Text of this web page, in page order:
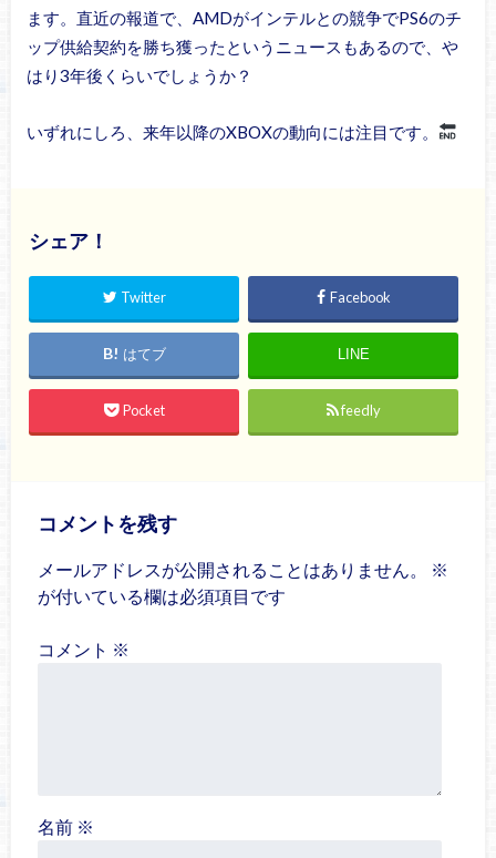
ます。直近の報道で、AMDがインテルとの競争でPS6のチ
ップ供給契約を勝ち獲ったというニュースもあるので、や
はり3年後くらいでしょうか？
いずれにしろ、来年以降のXBOXの動向には注目です。
シェア！
Twitter Facebook
はてブ LINE
Pocket feedly
コメントを残す
メールアドレスが公開されることはありません。
※
が付いている欄は必須項目です
コメント ※
名前 ※